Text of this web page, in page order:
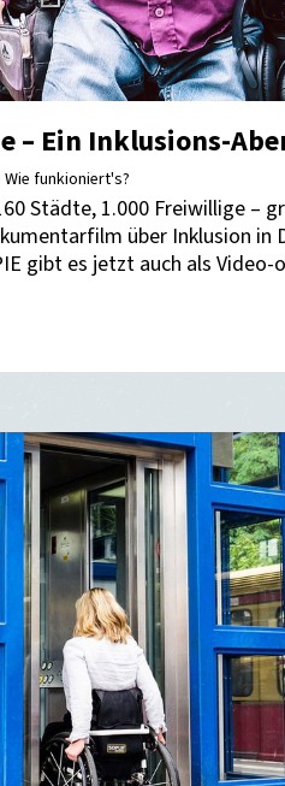
– Ein Inklusions-
Wie funkioniert's?
Städte, 1.000 Freiwillige –
über Inklusion in
gibt es jetzt auch als Video-